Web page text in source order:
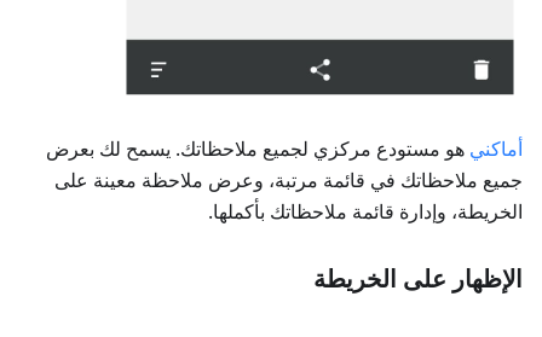
أماكني هو مستودع مركزي لجميع ملاحظاتك. يسمح لك بعرض
جميع ملاحظاتك في قائمة مرتبة، وعرض ملاحظة معينة على
الخريطة، وإدارة قائمة ملاحظاتك بأكملها.
الإظهار على الخريطة